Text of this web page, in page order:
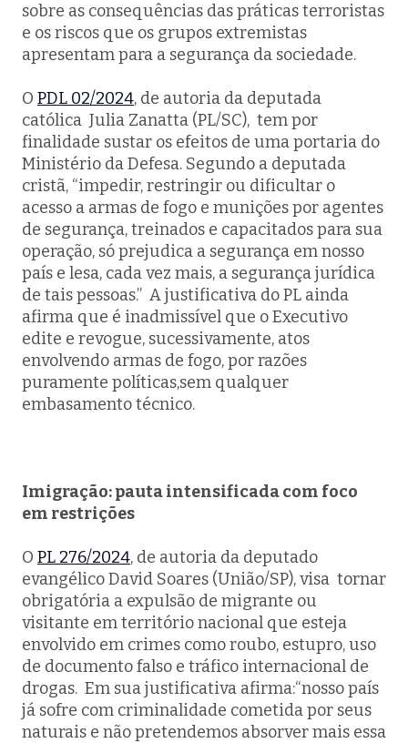
sobre as consequências das práticas terroristas
e os riscos que os grupos extremistas
apresentam para a segurança da sociedade.
O PDL 02/2024, de autoria da deputada
católica Julia Zanatta (PL/SC), tem por
finalidade sustar os efeitos de uma portaria do
Ministério da Defesa. Segundo a deputada
cristã, “impedir, restringir ou dificultar o
acesso a armas de fogo e munições por agentes
de segurança, treinados e capacitados para sua
operação, só prejudica a segurança em nosso
país e lesa, cada vez mais, a segurança jurídica
de tais pessoas.” A justificativa do PL ainda
afirma que é inadmissível que o Executivo
edite e revogue, sucessivamente, atos
envolvendo armas de fogo, por razões
puramente políticas,sem qualquer
embasamento técnico.
Imigração: pauta intensificada com foco
em restrições
O PL 276/2024, de autoria da deputado
evangélico David Soares (União/SP), visa tornar
obrigatória a expulsão de migrante ou
visitante em território nacional que esteja
envolvido em crimes como roubo, estupro, uso
de documento falso e tráfico internacional de
drogas. Em sua justificativa afirma:“nosso país
já sofre com criminalidade cometida por seus
naturais e não pretendemos absorver mais essa